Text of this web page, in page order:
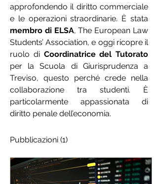
approfondendo il diritto commerciale
membro di ELSA, The European Law
Students’ Association, e oggi ricopre il
ruolo di Coordinatrice del Tutorato
per la Scuola di Giurisprudenza a
Treviso, questo perché crede nella
collaborazione tra studenti. È
particolarmente appassionata di
diritto penale dell’economia.
Pubblicazioni (1)